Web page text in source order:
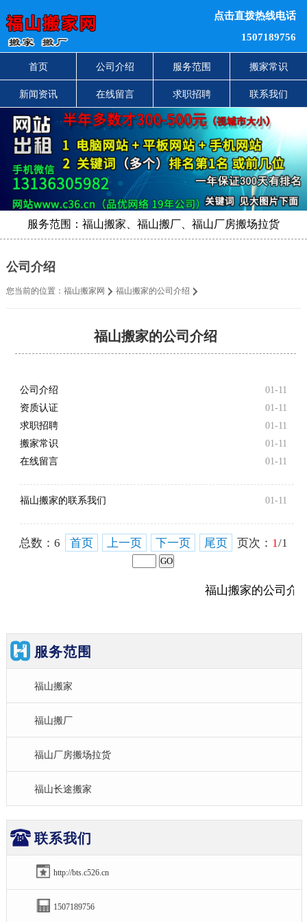
点击直拨热线电话
1507189756
首页 公司介绍 服务范围 搬家常识
新闻资讯 在线留言 求职招聘 联系我们
服务范围：福山搬家、福山搬厂、福山厂房搬场拉货
公司介绍
您当前的位置： 福山搬家网 福山搬家的公司介绍
福山搬家的公司介绍
01-11
公司介绍
01-11
资质认证
01-11
求职招聘
01-11
搬家常识
01-11
在线留言
01-11
福山搬家的联系我们
总数： 6 首页 上一页 下一页 尾页 页次： 1/1
福山搬家的公司介
服务范围
福山搬家
福山搬厂
福山厂房搬场拉货
福山长途搬家
联系我们
http://bts.c526.cn
1507189756